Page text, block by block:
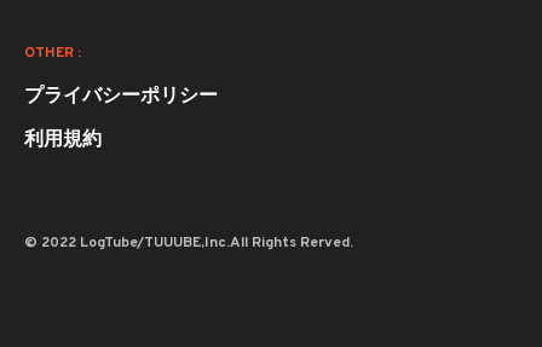
OTHER :
プライバシーポリシー
利用規約
© 2022 LogTube/TUUUBE,Inc.All Rights Rerved.